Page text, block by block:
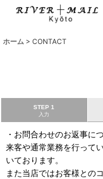
ホーム > CONTACT
STEP 1
入力
・お問合わせのお返事に
来客や通常業務を行って
いております。
また当店ではお客様との